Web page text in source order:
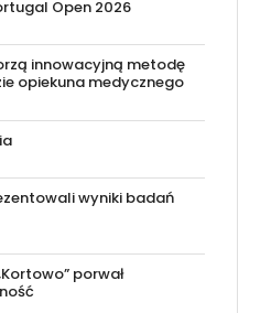
Open 2026
innowacyjną metodę
opiekuna medycznego
wyniki badań
porwał